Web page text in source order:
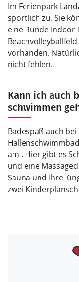
Im Ferienpark
sportlich zu. Sie
eine Runde
vorhanden.
nicht fehlen.
Kann ich auch
schwimmen
Badespaß auch
am . Hier gibt es
und eine
Sauna und Ihre
zwei